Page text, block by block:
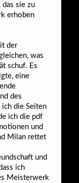
sie zu
erhoben
der
was
schuf. Es
eine
des
ich die Seiten
ich die pdf
und
Milan rettet
und
ich
Meisterwerk